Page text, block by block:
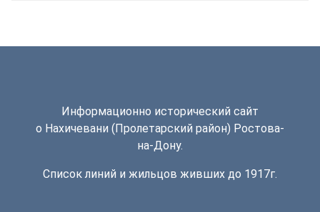
Информационно исторический сайт
о Нахичевани (Пролетарский район) Ростова-
на-Дону.
Список линий и жильцов живших до 1917г.